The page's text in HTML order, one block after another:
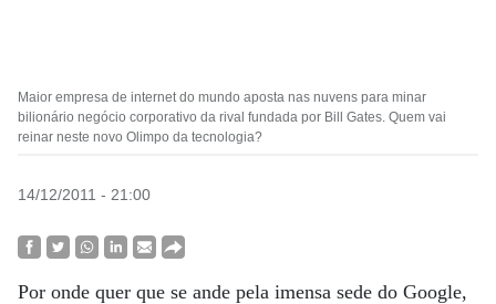
Maior empresa de internet do mundo aposta nas nuvens para minar
bilionário negócio corporativo da rival fundada por Bill Gates. Quem vai
reinar neste novo Olimpo da tecnologia?
14/12/2011 - 21:00
Por onde quer que se ande pela imensa sede do Google,